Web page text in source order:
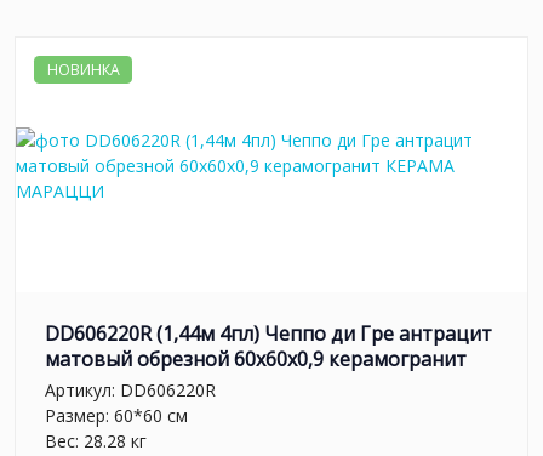
НОВИНКА
DD606220R (1,44м 4пл) Чеппо ди Гре антрацит
матовый обрезной 60x60x0,9 керамогранит
Артикул: DD606220R
Размер: 60*60 см
Вес: 28.28 кг